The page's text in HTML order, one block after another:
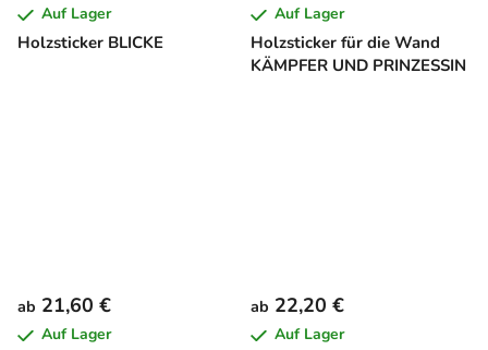
Holzsticker BLICKE
Auf Lager
Holzsticker für die Wand
KÄMPFER UND PRINZESSIN
Auf Lager
ab 21,60 €
Auf Lager
ab 22,20 €
Auf Lager